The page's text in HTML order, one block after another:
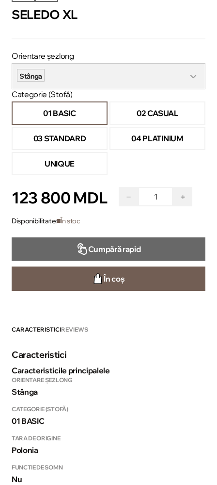
SELEDO XL
Orientare șezlong
Stânga
Categorie (Stofă)
01 BASIC
02 CASUAL
03 STANDARD 04 PLATINIUM
UNIQUE
123 800 MDL − +
Disponibilitate: În stoc
Cumpără rapid
În coș
CARACTERISTICIREVIEWS
Caracteristici
Caracteristicile principalele
ORIENTARE ȘEZLONG
Stânga
CATEGORIE (STOFĂ)
01 BASIC
TARA DE ORIGINE
Polonia
FUNCTIE DE SOMN
Nu